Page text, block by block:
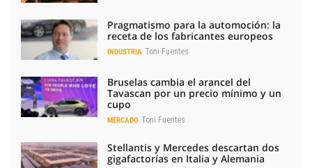
Pragmatismo para la automoción: la
receta de los fabricantes europeos
INDUSTRIA Toni Fuentes
Bruselas cambia el arancel del
Tavascan por un precio mínimo y un
cupo
MERCADO Toni Fuentes
Stellantis y Mercedes descartan dos
gigafactorías en Italia y Alemania